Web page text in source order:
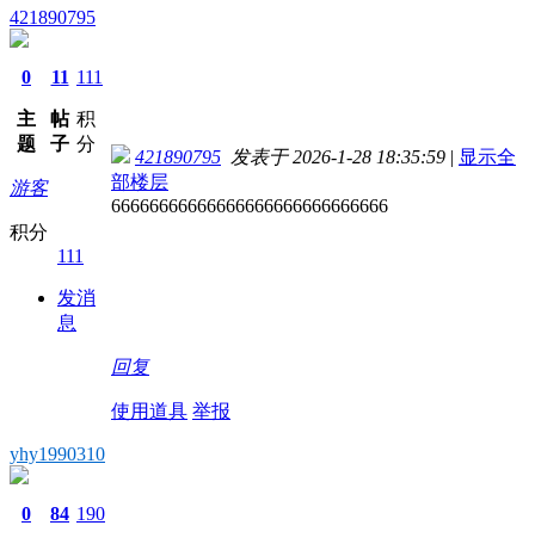
421890795
0
主
题
11
帖
子
111
积
分
游客
积分
111
发消
息
421890795 发表于 2026-1-28 18:35:59 | 显示全
部楼层
66666666666666666666666666666
回复
使用道具 举报
yhy1990310
0 84 190